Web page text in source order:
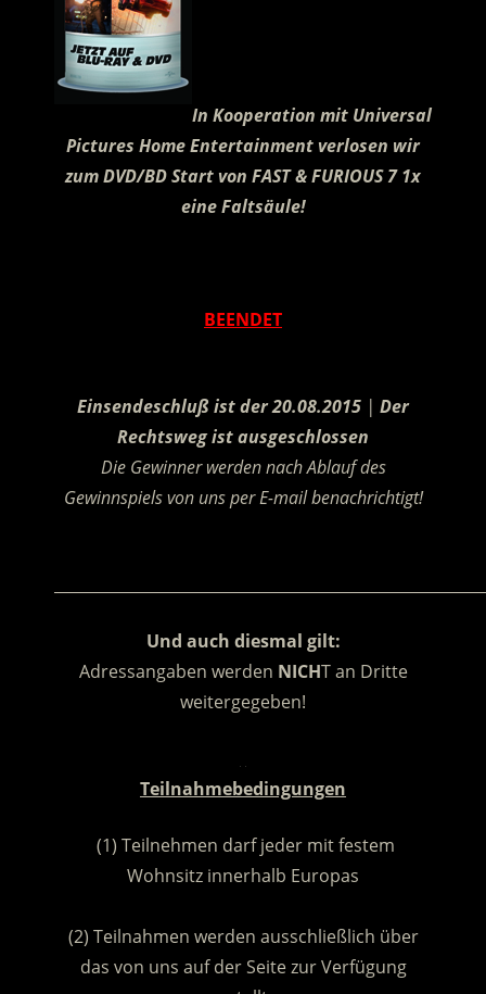
In Kooperation mit Universal
Pictures Home Entertainment verlosen wir
zum DVD/BD Start von FAST & FURIOUS 7 1x
eine Faltsäule!
BEENDET
Einsendeschluß ist der 20.08.2015 | Der
Rechtsweg ist ausgeschlossen
Die Gewinner werden nach Ablauf des
Gewinnspiels von uns per E-mail benachrichtigt!
Und auch diesmal gilt:
Adressangaben werden NICHT an Dritte
weitergegeben!
Teilnahmebedingungen
(1) Teilnehmen darf jeder mit festem
Wohnsitz innerhalb Europas
(2) Teilnahmen werden ausschließlich über
das von uns auf der Seite zur Verfügung